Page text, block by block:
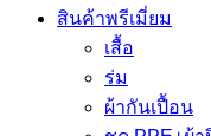
สินค้าพรีเมี่ยม
เสื้อ
ร่ม
ผ้ากันเปื้อน